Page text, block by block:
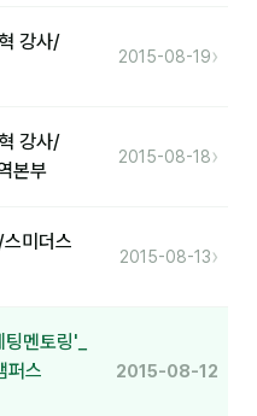
강사/
2015-08-19›
강사/
본부
2015-08-18›
미더스
2015-08-13›
멘토링'_
퍼스
2015-08-12